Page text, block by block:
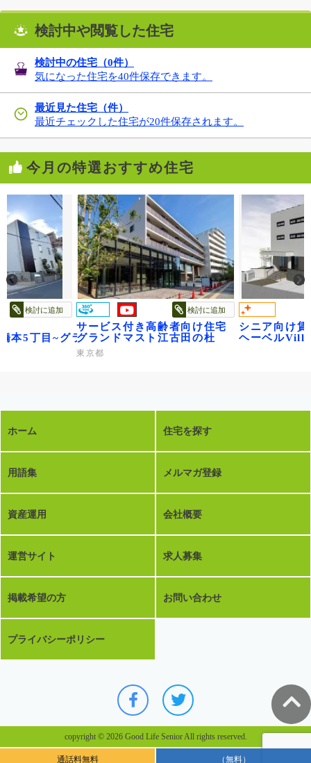
検討中や閲覧した住宅
検討中の住宅（0件）
気になった住宅を40件保存できます。
最近見た住宅（件）
最近チェックした住宅が20件保存されます。
今月の特選おすすめ住宅
検討に追加
本5丁目~グランビレッジ橋本~
検討に追加
サービス付き高齢者向け住宅
グランドマスト江古田の杜
東京都
シニア向け賃
ヘーベル
ホーム 住宅を探す
用語集 メルマガ登録
資産運用 会社概要
運営サイト 求人募集
掲載希望の方 お問い合わせ
プライバシーポリシー
copyright © 2026 Good Life Senior All rights reserved.
通話料無料 （無料）